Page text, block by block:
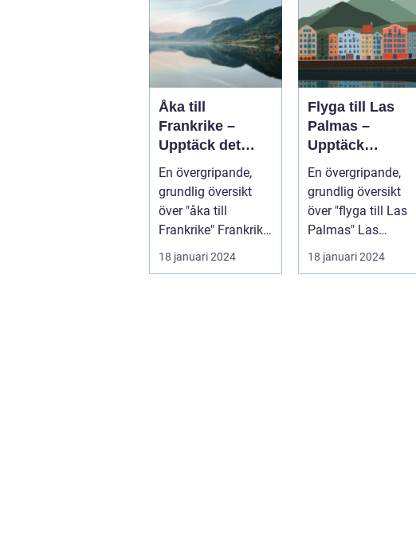
Åka till
Frankrike –
Upptäck det
magiska landet
vid Eiffeltornet
och bortom
En övergripande,
grundlig översikt
över "åka till
Frankrike" Frankrike
är ett land som
lockar besök...
18 januari 2024
Flyga till Las
Palmas –
Upptäck
Kanarieöarnas
pärla
En övergripande,
grundlig översikt
över "flyga till Las
Palmas" Las
Palmas, beläget på
ön Gran Cana...
18 januari 2024